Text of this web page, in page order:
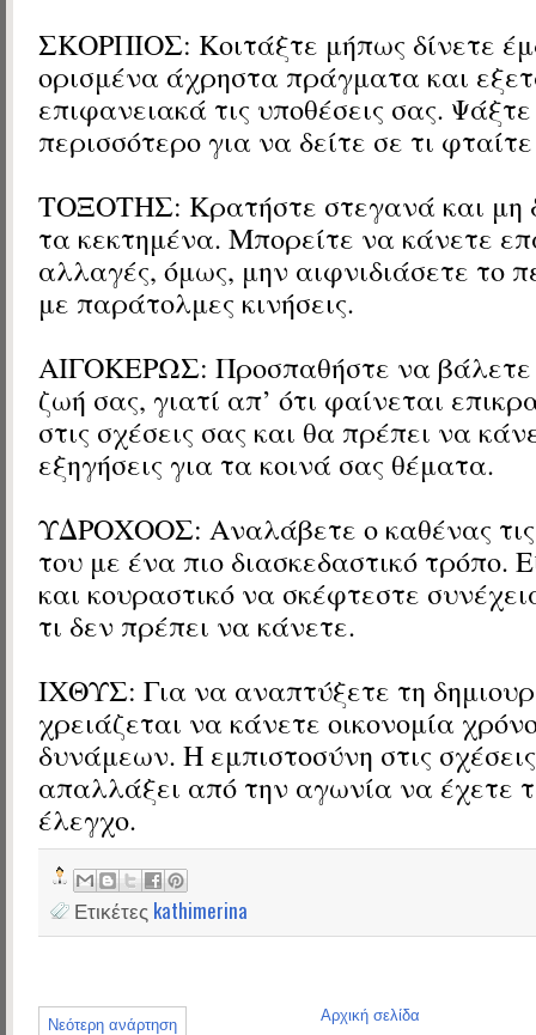
ΣΚΟΡΠΙΟΣ: Κοιτάξτε μήπως δίνετε
ορισμένα άχρηστα πράγματα και
επιφανειακά τις υποθέσεις σας.
περισσότερο για να δείτε σε τι φταίτε
ΤΟΞΟΤΗΣ: Κρατήστε στεγανά και μη
τα κεκτημένα. Μπορείτε να κάνετε
αλλαγές, όμως, μην αιφνιδιάσετε το
με παράτολμες κινήσεις.
ΑΙΓΟΚΕΡΩΣ: Προσπαθήστε να βάλετε
ζωή σας, γιατί απ’ ότι φαίνεται
στις σχέσεις σας και θα πρέπει να
εξηγήσεις για τα κοινά σας θέματα.
ΥΔΡΟΧΟΟΣ: Αναλάβετε ο καθένας τις
του με ένα πιο διασκεδαστικό τρόπο.
και κουραστικό να σκέφτεστε
τι δεν πρέπει να κάνετε.
ΙΧΘΥΣ: Για να αναπτύξετε τη
χρειάζεται να κάνετε οικονομία
δυνάμεων. Η εμπιστοσύνη στις
απαλλάξει από την αγωνία να έχετε
έλεγχο.
Ετικέτες kathimerina
Νεότερη ανάρτηση
Αρχική σελίδα